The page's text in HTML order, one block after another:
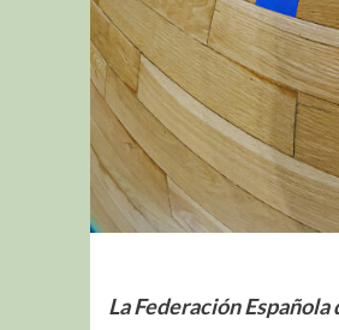
La Federación